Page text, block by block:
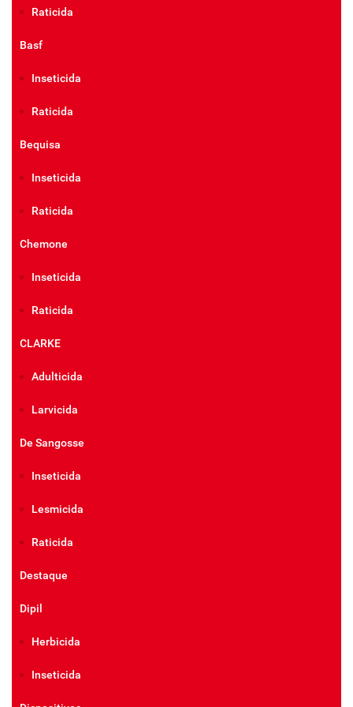
Raticida
Basf
Inseticida
Raticida
Bequisa
Inseticida
Raticida
Chemone
Inseticida
Raticida
CLARKE
Adulticida
Larvicida
De Sangosse
Inseticida
Lesmicida
Raticida
Destaque
Dipil
Herbicida
Inseticida